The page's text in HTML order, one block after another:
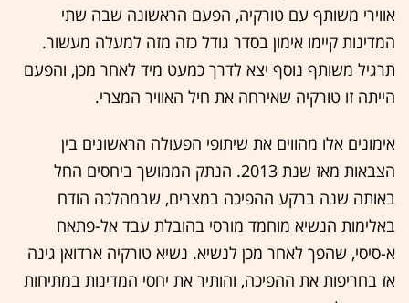
אווירי משותף עם טורקיה, הפעם הראשונה שבה שתי
המדינות קיימו אימון בסדר גודל כזה מזה למעלה מעשור.
תרגיל משותף נוסף יצא לדרך כמעט מיד לאחר מכן, והפעם
הייתה זו טורקיה שאירחה את חיל האוויר המצרי.
אימונים אלו מהווים את שיתופי הפעולה הראשונים בין
הצבאות מאז שנת 2013. הנתק הממושך ביחסים החל
באותה שנה ברקע ההפיכה במצרים, שבמהלכה הודח
באלימות הנשיא מוחמד מורסי בהובלת עבד אל-פתאח
א-סיסי, שהפך לאחר מכן לנשיא. נשיא טורקיה ארדואן גינה
אז בחריפות את ההפיכה, והותיר את יחסי המדינות במתיחות